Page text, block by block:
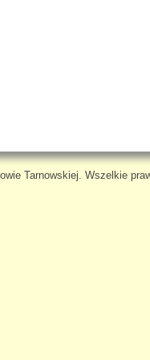
Tarnowskiej. Wszelkie